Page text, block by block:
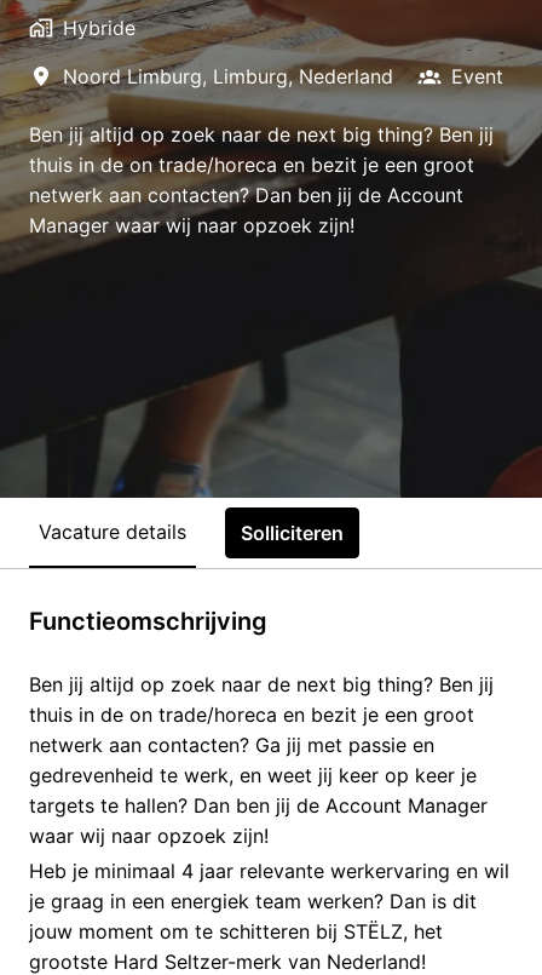
Hybride
Noord Limburg, Limburg, Nederland Event
Ben jij altijd op zoek naar de next big thing? Ben jij
thuis in de on trade/horeca en bezit je een groot
netwerk aan contacten? Dan ben jij de Account
Manager waar wij naar opzoek zijn!
Vacature details Solliciteren
Functieomschrijving
Ben jij altijd op zoek naar de next big thing? Ben jij
thuis in de on trade/horeca en bezit je een groot
netwerk aan contacten? Ga jij met passie en
gedrevenheid te werk, en weet jij keer op keer je
targets te hallen? Dan ben jij de Account Manager
waar wij naar opzoek zijn!
Heb je minimaal 4 jaar relevante werkervaring en wil
je graag in een energiek team werken? Dan is dit
jouw moment om te schitteren bij STËLZ, het
grootste Hard Seltzer-merk van Nederland!